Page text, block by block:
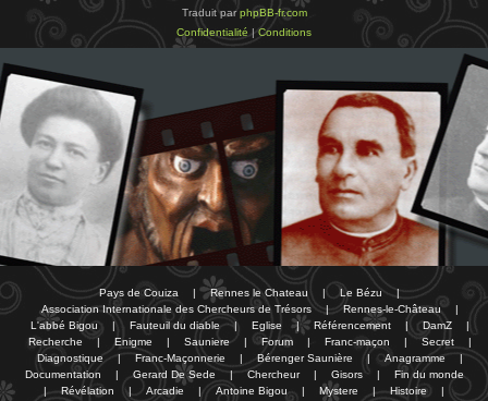
Traduit parphpBB-fr.com
Confidentialité |Conditions
Pays de Couiza | Rennes le Chateau | Le Bézu
|
Association Internationale des Chercheurs de Trésors
| Rennes-le-Château
|
L'abbé Bigou
| Fauteuil du diable | Eglise | Référencement | DamZ
|
Recherche
| Enigme | Sauniere | Forum | Franc-maçon | Secret
|
Diagnostique
| Franc-Maçonnerie | Bérenger Saunière | Anagramme
|
Documentation
| Gerard De Sede | Chercheur | Gisors |
Fin du monde
|
Révélation | Arcadie | Antoine Bigou | Mystere | Histoire |